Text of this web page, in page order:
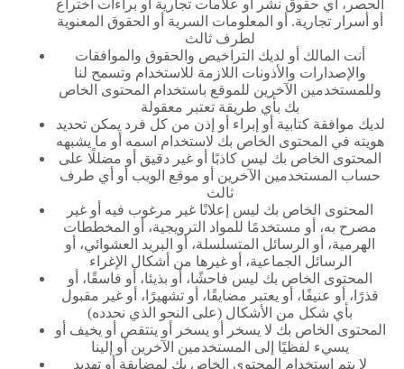
الحصر، أي حقوق نشر أو علامات تجارية أو براءات اختراع
أو أسرار تجارية. أو المعلومات السرية أو الحقوق المعنوية
لطرف ثالث
أنت المالك أو لديك التراخيص والحقوق والموافقات
والإصدارات والأذونات اللازمة للاستخدام وتسمح لنا
وللمستخدمين الآخرين للموقع باستخدام المحتوى الخاص
بك بأي طريقة تعتبر معقولة
لديك موافقة كتابية أو إبراء أو إذن من كل فرد يمكن تحديد
هويته في المحتوى الخاص بك لاستخدام اسمه أو ما يشبهه
المحتوى الخاص بك ليس كاذبًا أو غير دقيق أو مضللًا على
حساب المستخدمين الآخرين أو موقع الويب أو أي طرف
ثالث
المحتوى الخاص بك ليس إعلانًا غير مرغوب فيه أو غير
مصرح به، أو مستخدمًا للمواد الترويجية، أو المخططات
الهرمية، أو الرسائل المتسلسلة، أو البريد العشوائي، أو
الرسائل الجماعية، أو غيرها من أشكال الإغراء
المحتوى الخاص بك ليس فاحشًا، أو بذيئا، أو فاسقًا، أو
قذرًا، أو عنيفًا، أو يعتبر مضايقًا، أو تشهيرًا، أو غير مقبول
بأي شكل من الأشكال (على النحو الذي نحدده)
المحتوى الخاص بك لا يسخر أو يسخر أو ينتقص أو يخيف أو
يسيء لفظيًا إلى المستخدمين الآخرين أو إلينا
لا يتم استخدام المحتوى الخاص بك لمضايقة أو تهديد